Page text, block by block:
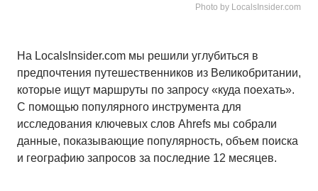
Photo by LocalsInsider.com
На LocalsInsider.com мы решили углубиться в
предпочтения путешественников из Великобритании,
которые ищут маршруты по запросу «куда поехать».
С помощью популярного инструмента для
исследования ключевых слов Ahrefs мы собрали
данные, показывающие популярность, объем поиска
и географию запросов за последние 12 месяцев.